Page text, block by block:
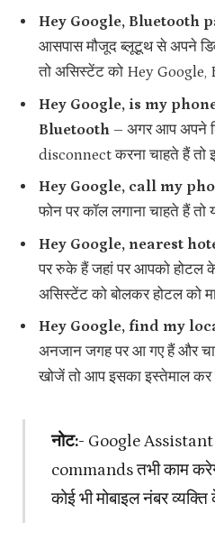
Hey Google, Bluetooth
आसपास मौजूद ब्लूटूथ से अपने
तो असिस्टेंट को Hey
Hey Google, is my
Bluetooth – अगर आप अपने
disconnect करना चाहते हैं तो
Hey Google, call my
फोन पर कॉल लगाना चाहते हैं
Hey Google, nearest
पर रुके हैं जहां पर आपको होटल
असिस्टेंट को बोलकर होटल को
Hey Google, find my
अनजान जगह पर आ गए हैं और
खोजें तो आप इसका इस्तेमाल
नोट:- Google
commands तभी काम
कोई भी मोबाइल नंबर